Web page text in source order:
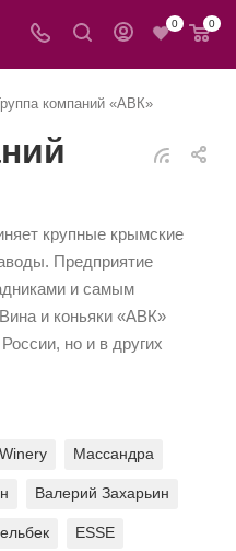
0 0
компаний «АВК»
крупные крымские
Предприятие
и самым
и коньяки «АВК»
но и в других
Массандра
Валерий Захарьин
ESSE